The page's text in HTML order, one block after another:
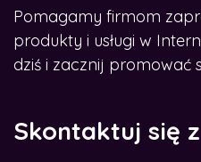
Pomagamy firmom
produkty i usługi w
dziś i zacznij promować
Skontaktuj się